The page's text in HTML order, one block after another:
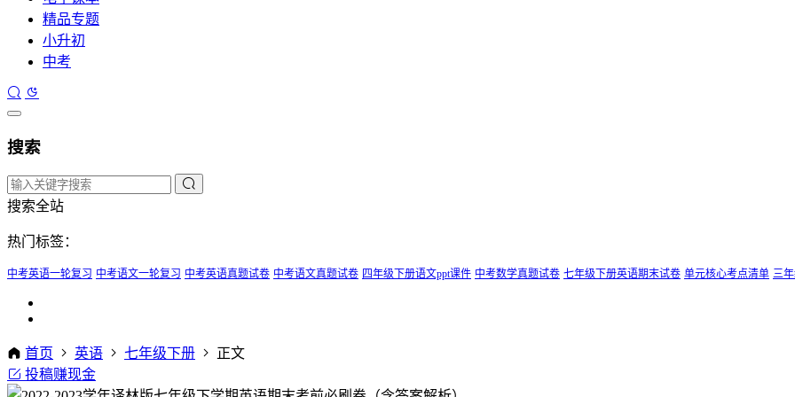
精品专题
小升初
中考
搜索
搜索全站
热门标签：
中考英语一轮复习 中考语文一轮复习 中考英语真题试卷 中考语文真题试卷 四年级下册语文ppt课件 中考数学真题试卷 七年级下册英语期末试卷 单元核心考点清单 三
首页 英语 七年级下册
正文
投稿赚现金